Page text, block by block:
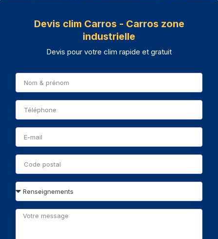
Devis clim Carros - Carros zone
industrielle
Devis pour votre clim rapide et gratuit